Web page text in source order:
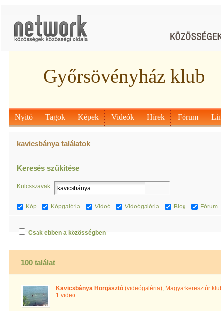
Győrsövényház klub
Nyitó Tagok Képek Videók Hírek Fórum
kavicsbánya találatok
Keresés szűkítése
Kulcsszavak:
Kép Képgaléria Videó Videógaléria Blog Fórum
Csak ebben a közösségben
100 találat
Kavicsbánya Horgásztó (videógaléria), Magyarkeresztúr
1 videó